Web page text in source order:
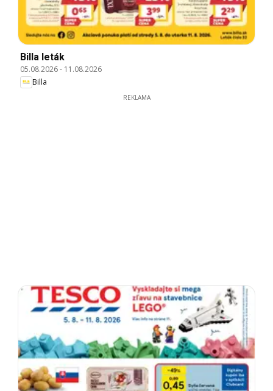
Billa leták
05.08.2026- 11.08.2026
Billa
REKLAMA